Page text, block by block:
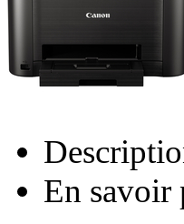
En savoir